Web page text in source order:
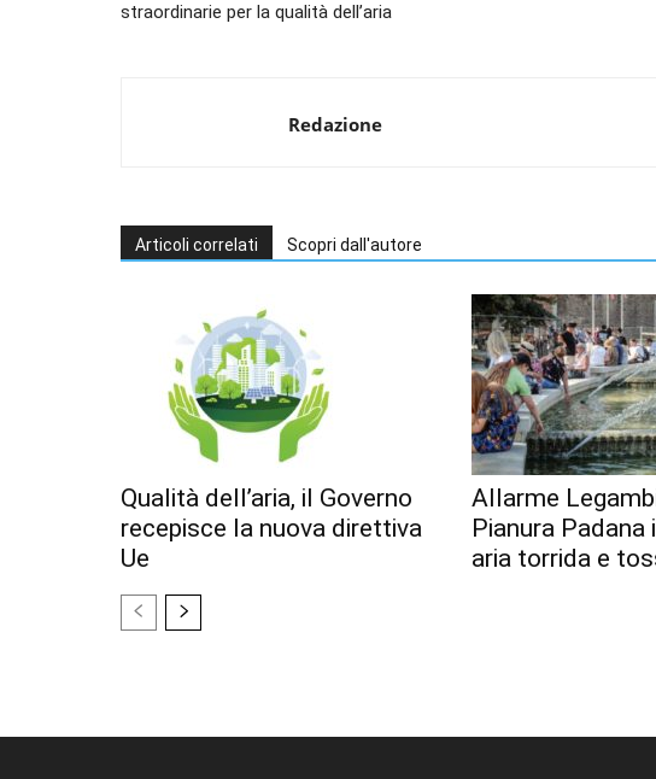
straordinarie per la qualità dell’aria
Redazione
Articoli correlati Scopri dall'autore
Qualità dell’aria, il Governo
recepisce la nuova direttiva
Ue
Allarme
Pianura Padana
aria torrida e